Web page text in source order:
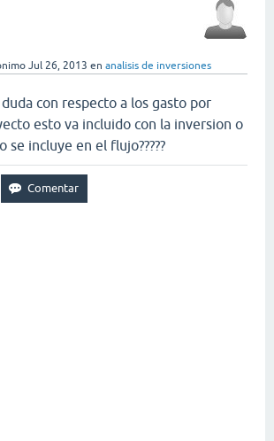
Jul 26, 2013 en analisis de inversiones
con respecto a los gasto por
esto va incluido con la inversion o
incluye en el flujo?????